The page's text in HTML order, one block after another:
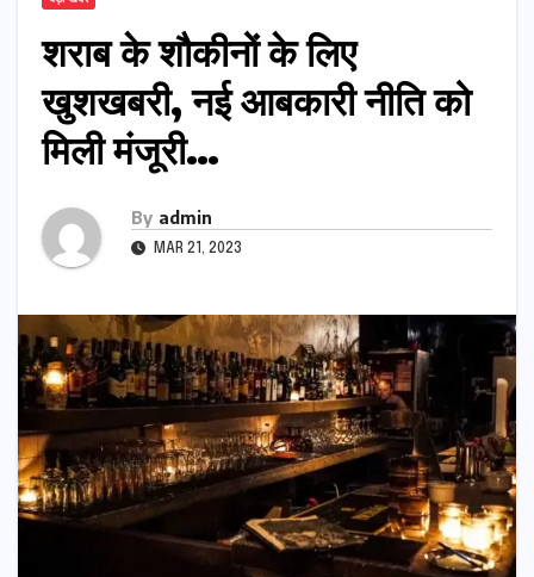
शराब के शौकीनों के लिए
खुशखबरी, नई आबकारी नीति को
मिली मंजूरी…
By admin
MAR 21, 2023